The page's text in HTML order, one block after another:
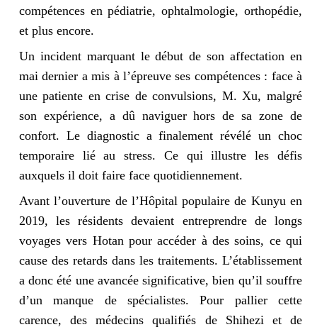
compétences en pédiatrie, ophtalmologie, orthopédie,
et plus encore.
Un incident marquant le début de son affectation en
mai dernier a mis à l’épreuve ses compétences : face à
une patiente en crise de convulsions, M. Xu, malgré
son expérience, a dû naviguer hors de sa zone de
confort. Le diagnostic a finalement révélé un choc
temporaire lié au stress. Ce qui illustre les défis
auxquels il doit faire face quotidiennement.
Avant l’ouverture de l’Hôpital populaire de Kunyu en
2019, les résidents devaient entreprendre de longs
voyages vers Hotan pour accéder à des soins, ce qui
cause des retards dans les traitements. L’établissement
a donc été une avancée significative, bien qu’il souffre
d’un manque de spécialistes. Pour pallier cette
carence, des médecins qualifiés de Shihezi et de